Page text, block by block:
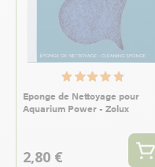
Eponge de Nettoyage pour
Aquarium Power - Zolux
2,80 €